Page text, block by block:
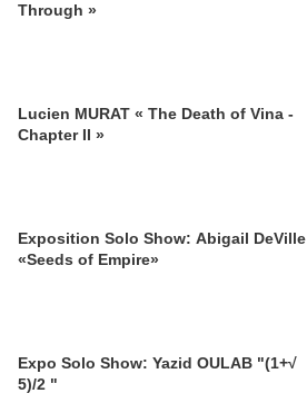
Through »
Lucien MURAT « The Death of Vina -
Chapter II »
Exposition Solo Show: Abigail DeVille
«Seeds of Empire»
Expo Solo Show: Yazid OULAB "(1+√
5)/2 "